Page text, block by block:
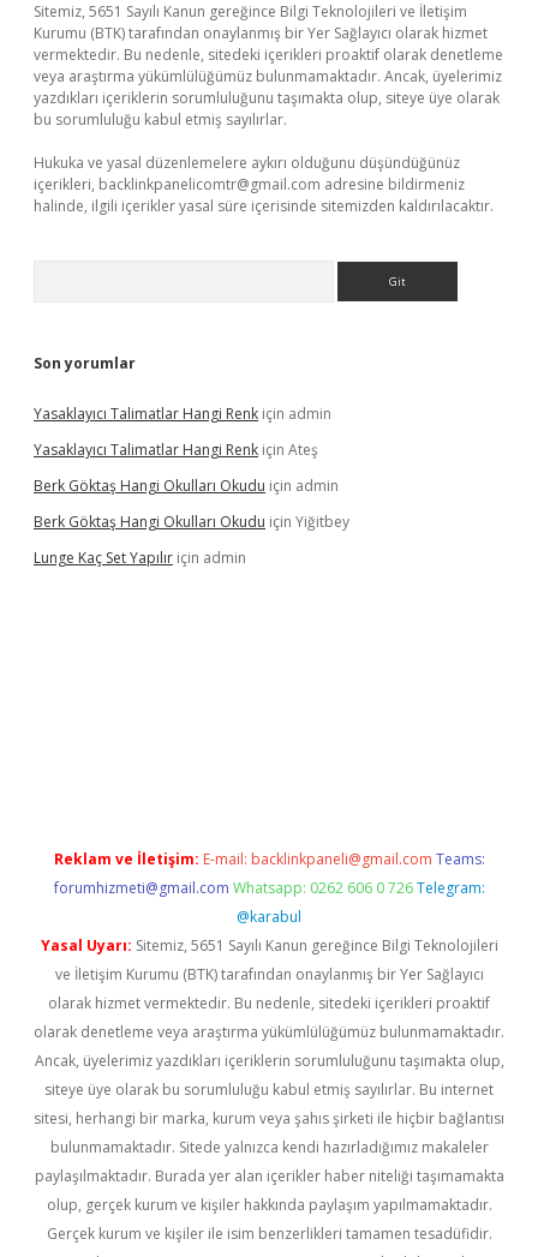
Sitemiz, 5651 Sayılı Kanun gereğince Bilgi Teknolojileri ve İletişim
Kurumu (BTK) tarafından onaylanmış bir Yer Sağlayıcı olarak hizmet
vermektedir. Bu nedenle, sitedeki içerikleri proaktif olarak denetleme
veya araştırma yükümlülüğümüz bulunmamaktadır. Ancak, üyelerimiz
yazdıkları içeriklerin sorumluluğunu taşımakta olup, siteye üye olarak
bu sorumluluğu kabul etmiş sayılırlar.
Hukuka ve yasal düzenlemelere aykırı olduğunu düşündüğünüz
içerikleri, backlinkpanelicomtr@gmail.com adresine bildirmeniz
halinde, ilgili içerikler yasal süre içerisinde sitemizden kaldırılacaktır.
Son yorumlar
Yasaklayıcı Talimatlar Hangi Renk için admin
Yasaklayıcı Talimatlar Hangi Renk için Ateş
Berk Göktaş Hangi Okulları Okudu için admin
Berk Göktaş Hangi Okulları Okudu için Yiğitbey
Lunge Kaç Set Yapılır için admin
Reklam ve İletişim: E-mail: backlinkpaneli@gmail.com Teams:
forumhizmeti@gmail.com Whatsapp: 0262 606 0 726 Telegram:
@karabul
Yasal Uyarı: Sitemiz, 5651 Sayılı Kanun gereğince Bilgi Teknolojileri
ve İletişim Kurumu (BTK) tarafından onaylanmış bir Yer Sağlayıcı
olarak hizmet vermektedir. Bu nedenle, sitedeki içerikleri proaktif
olarak denetleme veya araştırma yükümlülüğümüz bulunmamaktadır.
Ancak, üyelerimiz yazdıkları içeriklerin sorumluluğunu taşımakta olup,
siteye üye olarak bu sorumluluğu kabul etmiş sayılırlar. Bu internet
sitesi, herhangi bir marka, kurum veya şahıs şirketi ile hiçbir bağlantısı
bulunmamaktadır. Sitede yalnızca kendi hazırladığımız makaleler
paylaşılmaktadır. Burada yer alan içerikler haber niteliği taşımamakta
olup, gerçek kurum ve kişiler hakkında paylaşım yapılmamaktadır.
Gerçek kurum ve kişiler ile isim benzerlikleri tamamen tesadüfidir.